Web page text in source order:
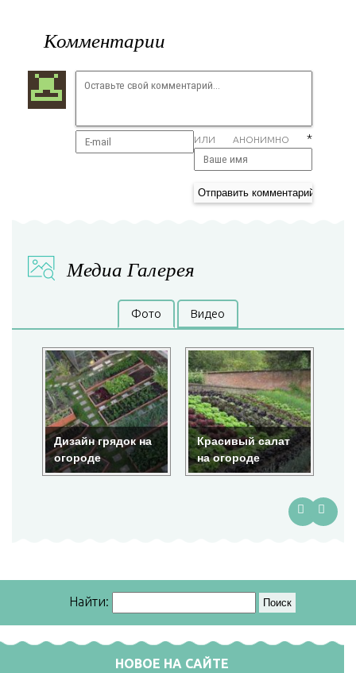
Комментарии
ИЛИ АНОНИМНО *
Медиа Галерея
Фото Видео
Дизайн грядок на
огороде
Красивый салат
на огороде
Найти:
НОВОЕ НА САЙТЕ